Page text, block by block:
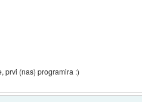
prvi (nas) programira :)